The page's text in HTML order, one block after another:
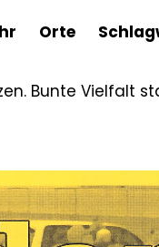
Orte
Bunte Vielfalt